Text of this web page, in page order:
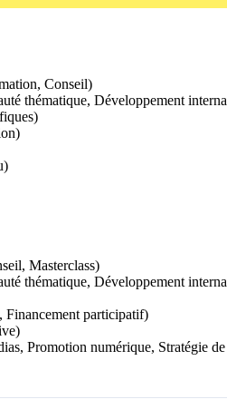
Conseil)
thématique, Développement
Masterclass)
thématique, Développement
Financement participatif)
Promotion numérique, Stratégie